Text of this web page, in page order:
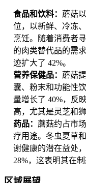
食品和饮料： 蘑菇
位，以新鲜、冷冻
烹饪。随着消费者
的肉类替代品的需
迹扩大了 42%。
营养保健品： 蘑菇
囊、粉末和功能性
量增长了 40%，反
高，尤其是灵芝和
药品： 蘑菇约占市
疗用途。冬虫夏草
谢健康的潜在益处
28%，这表明其在